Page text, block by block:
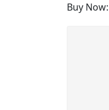
Buy Now: